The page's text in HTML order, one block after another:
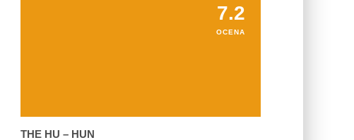
7.2
OCENA
THE HU – HUN